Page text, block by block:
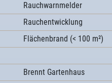
Rauchwarnmelder
Rauchentwicklung
Flächenbrand (< 100 m²)
Brennt Gartenhaus